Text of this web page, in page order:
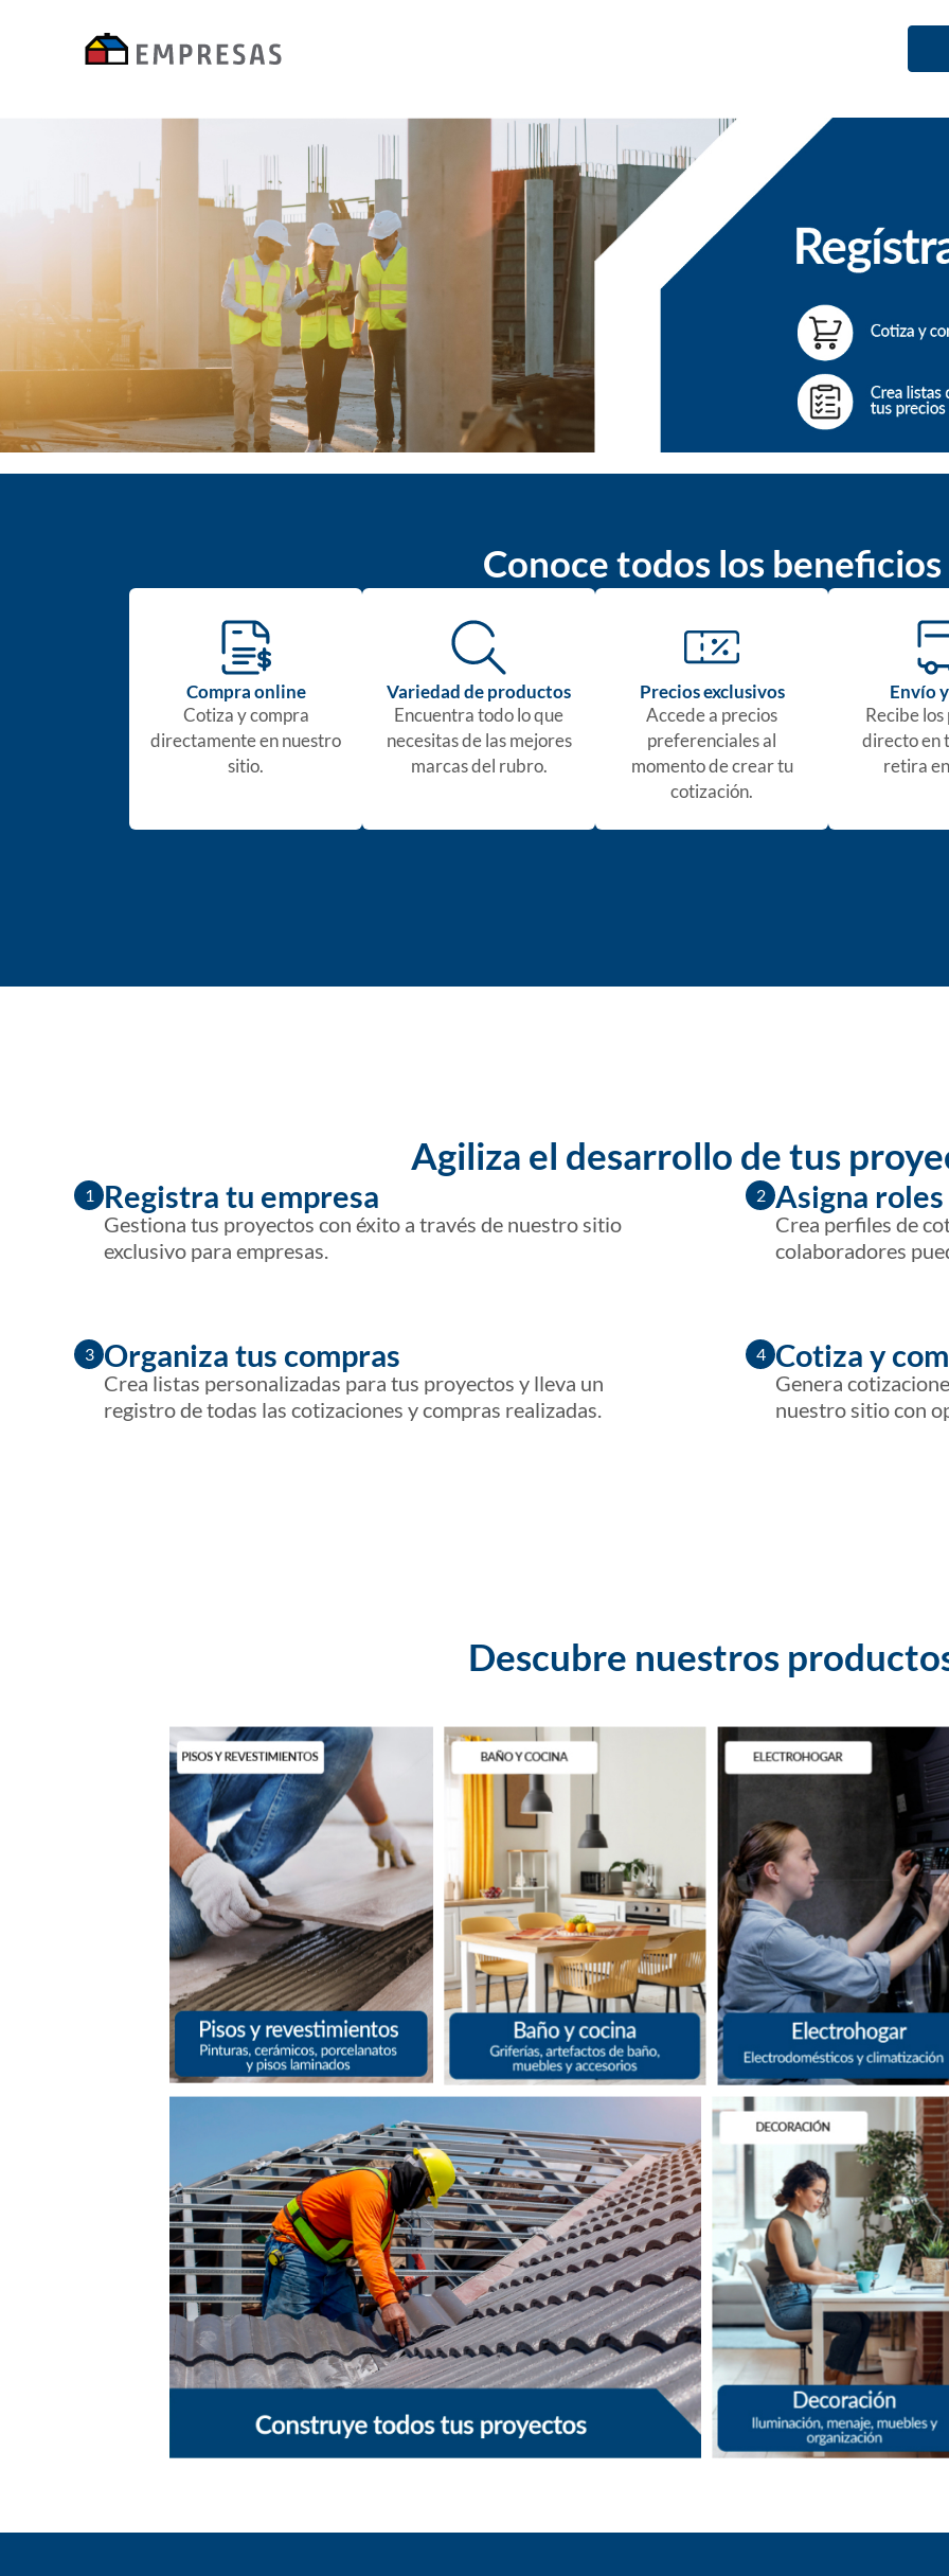
Conoce todos los beneficios
Compra online
Cotiza y compra
directamente en nuestro
sitio.
Variedad de productos
Encuentra todo lo que
necesitas de las mejores
marcas del rubro.
Precios exclusivos
Accede a precios
preferenciales al
momento de crear tu
cotización.
Envío
Recibe
directo en
retira
Agiliza el desarrollo de tus
1 Registra tu empresa
Gestiona tus proyectos con éxito a través de nuestro sitio
exclusivo para empresas.
2 Asigna
Crea perfiles de
colaboradores
3 Organiza tus compras
Crea listas personalizadas para tus proyectos y lleva un
registro de todas las cotizaciones y compras realizadas.
4 Cotiza y
Genera
nuestro sitio con
Descubre nuestros